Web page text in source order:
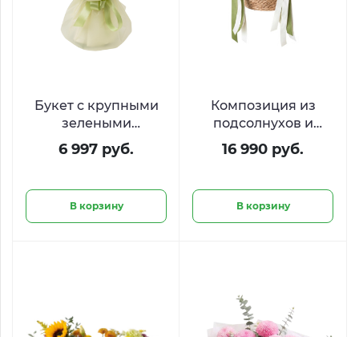
Букет с крупными
зелеными
хризантемами
«Лаймовый микс»
6 997 руб.
В корзину
Композиция из
подсолнухов и
гортензий «Урожай
тепла»
16 990 руб.
В корзину